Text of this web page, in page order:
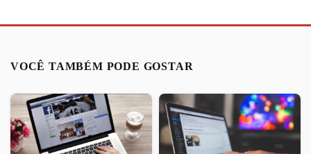
VOCÊ TAMBÉM PODE GOSTAR